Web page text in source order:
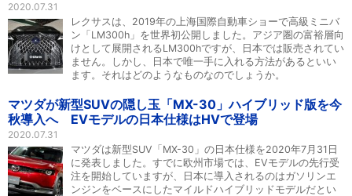
2020.07.31
レクサスは、2019年の上海国際自動車ショーで高級ミニバ
ン「LM300h」を世界初公開しました。アジア圏の富裕層向
けとして展開されるLM300hですが、日本では販売されてい
ません。しかし、日本で唯一手に入れる方法があるといい
ます。それはどのようなものなのでしょうか。
マツダが新型SUVの隠し玉「MX-30」ハイブリッド版を今
秋導入へ EVモデルの日本仕様はHVで登場
2020.07.31
マツダは新型SUV「MX-30」の日本仕様を2020年7月31日
に発表しました。すでに欧州市場では、EVモデルの先行受
注を開始していますが、日本に導入されるのはガソリンエ
ンジンをベースにしたマイルドハイブリッドモデルだとい